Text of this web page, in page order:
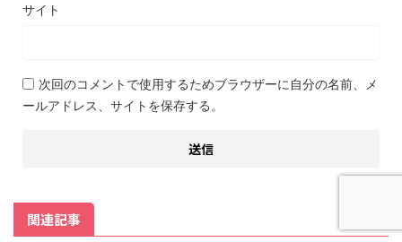
サイト
次回のコメントで使用するためブラウザーに自分の名前、メ
ールアドレス、サイトを保存する。
関連記事